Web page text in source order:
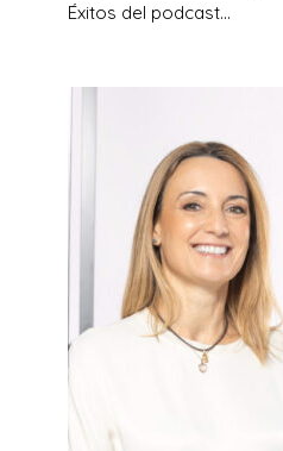
Éxitos del podcast...